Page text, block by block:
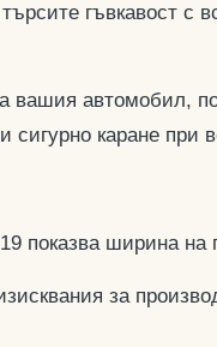
гъвкавост с
автомобил,
каране при
показва ширина
за